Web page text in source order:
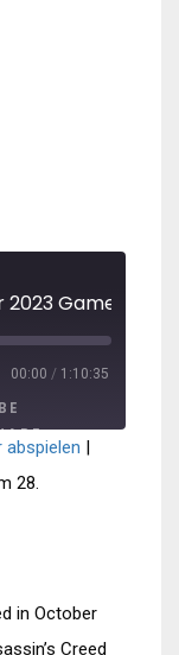
00:00 / 1:10:35
abspielen |
28.
in October
Creed